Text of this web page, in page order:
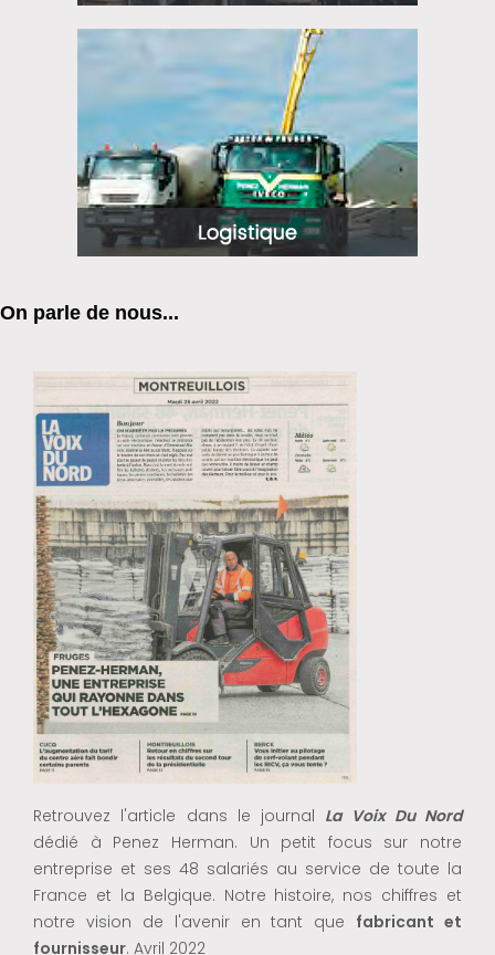
On parle de nous...
Retrouvez l'article dans le journal La Voix Du Nord
dédié à Penez Herman. Un petit focus sur notre
entreprise et ses 48 salariés au service de toute la
France et la Belgique. Notre histoire, nos chiffres et
notre vision de l'avenir en tant que fabricant et
fournisseur. Avril 2022